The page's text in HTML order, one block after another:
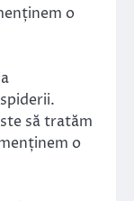
o
să tratăm
o